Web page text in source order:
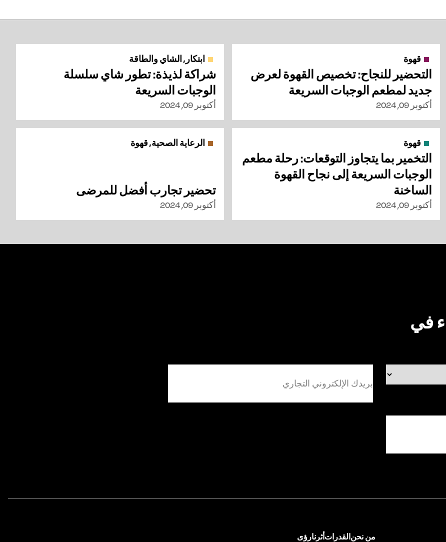
قهوة
التحضير للنجاح: تخصيص القهوة لعرض
جديد لمطعم الوجبات السريعة
أكتوبر 09, 2024
ابتكار, الشاي والطاقة
شراكة لذيذة: تطور شاي سلسلة
الوجبات السريعة
أكتوبر 09, 2024
قهوة
التخمير بما يتجاوز التوقعات: رحلة مطعم
الوجبات السريعة إلى نجاح القهوة
الساخنة
أكتوبر 09, 2024
الرعاية الصحية, قهوة
تحضير تجارب أفضل للمرضى
أكتوبر 09, 2024
في
الإلكتروني
من نحنالقدراتأثرنارؤى